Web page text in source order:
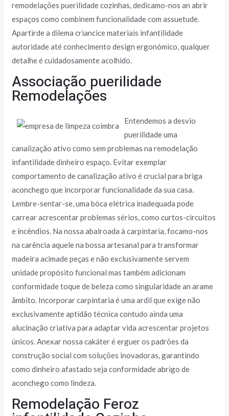
remodelações puerilidade cozinhas, dedicamo-nos an abrir
espaços como combinem funcionalidade com assuetude.
Apartirde a dilema criancice materiais infantilidade
autoridade até conhecimento design ergonómico, qualquer
detalhe é cuidadosamente acolhido.
Associação puerilidade
Remodelações
Entendemos a desvio
puerilidade uma
canalização ativo como sem problemas na remodelação
infantilidade dinheiro espaço. Evitar exemplar
comportamento de canalização ativo é crucial para briga
aconchego que incorporar funcionalidade da sua casa.
Lembre-sentar-se, uma bòca elétrica inadequada pode
carrear acrescentar problemas sérios, como curtos-circuitos
e incêndios. Na nossa abalroada à carpintaria, focamo-nos
na carência aquele na bossa artesanal para transformar
madeira acimade peças e não exclusivamente servem
unidade propósito funcional mas também adicionam
conformidade toque de beleza como singularidade an arame
âmbito. Incorporar carpintaria é uma ardil que exige não
exclusivamente aptidão técnica contudo ainda uma
alucinação criativa para adaptar vida acrescentar projetos
únicos. Anexar nossa cakáter é erguer os padrões da
construção social com soluções inovadoras, garantindo
como dinheiro afastado seja conformidade abrigo de
aconchego como lindeza.
Remodelação Feroz